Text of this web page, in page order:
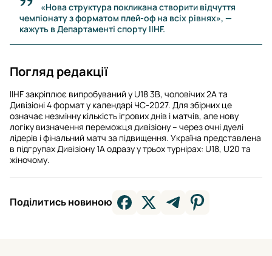
«Нова структура покликана створити відчуття
чемпіонату з форматом плей-оф на всіх рівнях», —
кажуть в Департаменті спорту IIHF.
Погляд редакції
IIHF закріплює випробуваний у U18 3В, чоловічих 2А та
Дивізіоні 4 формат у календарі ЧС-2027. Для збірних це
означає незмінну кількість ігрових днів і матчів, але нову
логіку визначення переможця дивізіону – через очні дуелі
лідерів і фінальний матч за підвищення. Україна представлена
в підгрупах Дивізіону 1А одразу у трьох турнірах: U18, U20 та
жіночому.
Поділитись новиною